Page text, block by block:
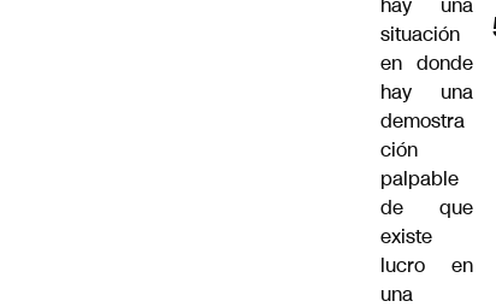
situación
en donde
hay una
demostra
ción
palpable
de que
existe
lucro en
una